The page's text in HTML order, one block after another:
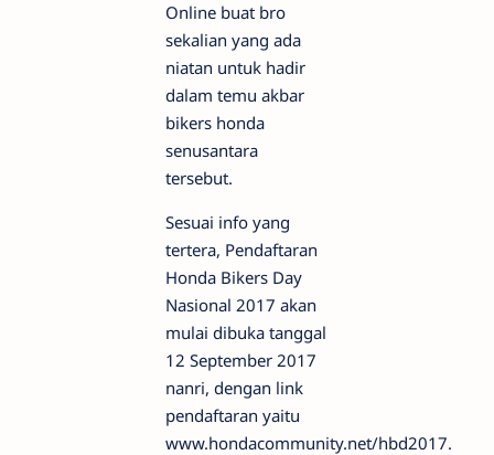
Online buat bro
sekalian yang ada
niatan untuk hadir
dalam temu akbar
bikers honda
senusantara
tersebut.
Sesuai info yang
tertera, Pendaftaran
Honda Bikers Day
Nasional 2017 akan
mulai dibuka tanggal
12 September 2017
nanri, dengan link
pendaftaran yaitu
www.hondacommunity.net/hbd2017.